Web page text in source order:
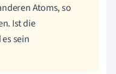
Atoms, so
Ist die
sein